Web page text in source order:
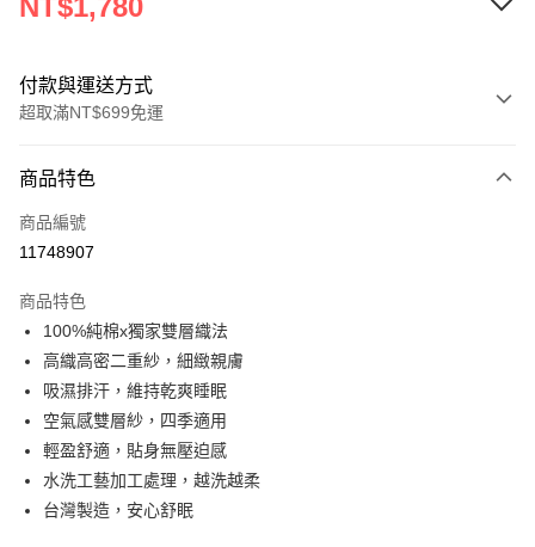
NT$1,780
付款與運送方式
超取滿NT$699免運
信用卡一次付款
信用卡分期付款
合作金庫商業銀行
華南商業銀行
上海商業儲蓄銀行
國泰世華商業銀行
臺灣中小企業銀行
匯豐（台灣）商業銀行
聯邦商業銀行
元大商業銀行
玉山商業銀行
超商取貨付款
LINE Pay
Apple Pay
悠遊付
商品特色
商品編號
11748907
商品特色
100%純棉x獨家雙層織法
高織高密二重紗，細緻親膚
吸濕排汗，維持乾爽睡眠
空氣感雙層紗，四季適用
輕盈舒適，貼身無壓迫感
水洗工藝加工處理，越洗越柔
台灣製造，安心舒眠